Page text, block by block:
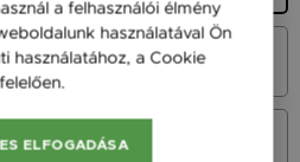
a felhasználói élmény
használatával Ön
használatához, a Cookie
ELFOGADÁSA